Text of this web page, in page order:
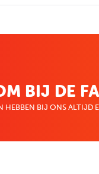
BIJ DE
HEBBEN BIJ ONS ALTIJD